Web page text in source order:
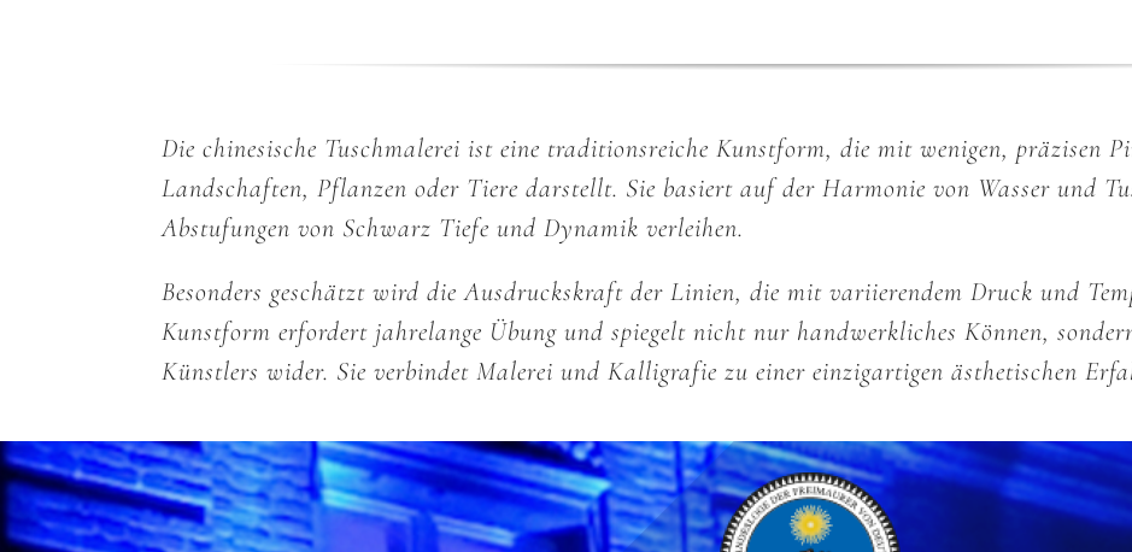
Die chinesische Tuschmalerei ist eine traditionsreiche Kunstform, die mit wenigen, präzisen
Landschaften, Pflanzen oder Tiere darstellt. Sie basiert auf der Harmonie von Wasser und
Abstufungen von Schwarz Tiefe und Dynamik verleihen.
Besonders geschätzt wird die Ausdruckskraft der Linien, die mit variierendem Druck und
Kunstform erfordert jahrelange Übung und spiegelt nicht nur handwerkliches Können,
Künstlers wider. Sie verbindet Malerei und Kalligrafie zu einer einzigartigen ästhetischen